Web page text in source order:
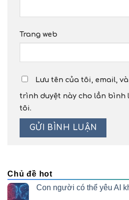
Trang web
Lưu tên của tôi, email,
trình duyệt này cho lần bình
tôi.
Chủ đề hot
Con người có thể yêu AI